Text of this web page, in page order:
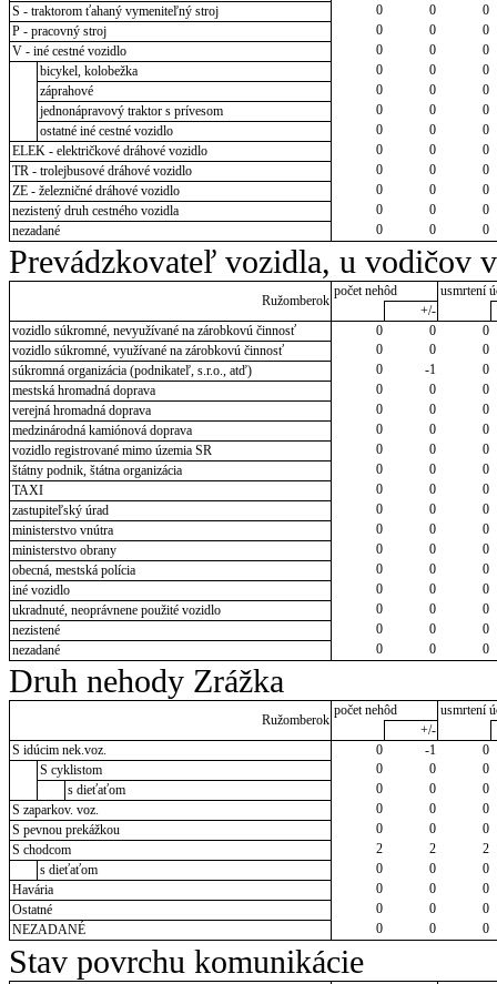
S - traktorom ťahaný vymeniteľný stroj
0 0
0
P - pracovný stroj
0 0
0
V - iné cestné vozidlo
0 0
0
bicykel, kolobežka
0 0
0
záprahové
0 0
0
jednonápravový traktor s prívesom
0 0
0
ostatné iné cestné vozidlo
0 0
0
ELEK - električkové dráhové vozidlo
0 0
0
TR - trolejbusové dráhové vozidlo
0 0
0
ZE - železničné dráhové vozidlo
0 0
0
nezistený druh cestného vozidla
0 0
0
nezadané
0 0 0
Prevádzkovateľ vozidla, u vodičov
Ružomberok
počet nehôd
usmrtení
+/-
vozidlo súkromné, nevyužívané na zárobkovú činnosť
0 0
0
vozidlo súkromné, využívané na zárobkovú činnosť
0 0
0
súkromná organizácia (podnikateľ, s.r.o., atď)
0 -1
0
mestská hromadná doprava
0 0
0
verejná hromadná doprava
0 0
0
medzinárodná kamiónová doprava
0 0
0
vozidlo registrované mimo územia SR
0 0
0
štátny podnik, štátna organizácia
0 0
0
TAXI
0 0
0
zastupiteľský úrad
0 0
0
ministerstvo vnútra
0 0
0
ministerstvo obrany
0 0
0
obecná, mestská polícia
0 0
0
iné vozidlo
0 0
0
ukradnuté, neoprávnene použité vozidlo
0 0
0
nezistené
0 0
0
nezadané
0 0 0
Druh nehody Zrážka
Ružomberok
počet nehôd
usmrtení
+/-
S idúcim nek.voz.
0 -1
0
S cyklistom
0 0
0
s dieťaťom
0 0
0
S zaparkov. voz.
0 0
0
S pevnou prekážkou
0 0
0
S chodcom
2 2
2
s dieťaťom
0 0
0
Havária
0 0
0
Ostatné
0 0
0
NEZADANÉ
0 0 0
Stav povrchu komunikácie